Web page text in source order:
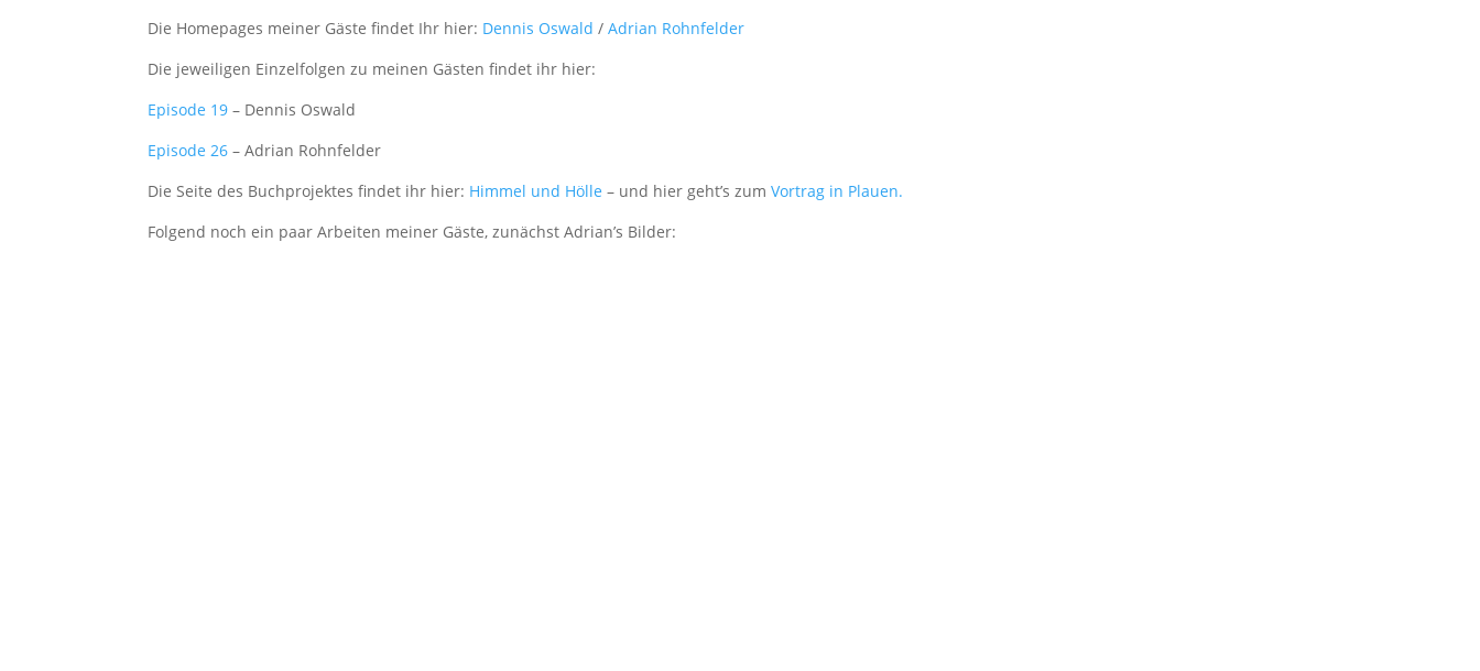
Die Homepages meiner Gäste findet Ihr hier: Dennis Oswald /Adrian Rohnfelder
Die jeweiligen Einzelfolgen zu meinen Gästen findet ihr hier:
Episode 19 – Dennis Oswald
Episode 26 – Adrian Rohnfelder
Die Seite des Buchprojektes findet ihr hier: Himmel und Hölle – und hier geht’s zumVortrag in Plauen.
Folgend noch ein paar Arbeiten meiner Gäste, zunächst Adrian’s Bilder: